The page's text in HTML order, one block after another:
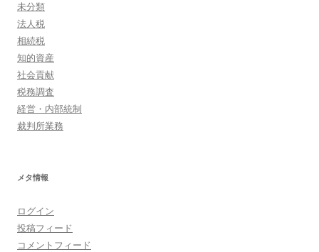
未分類
法人税
相続税
知的資産
社会貢献
税務調査
経営・内部統制
裁判所業務
メタ情報
ログイン
投稿フィード
コメントフィード